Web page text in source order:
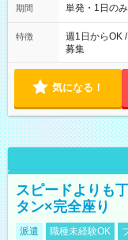
期間 単発・1日の
特徴
週1日からOK
募集
気になる！
スピードよりも
タン×完全座り
派遣 職種未経験OK